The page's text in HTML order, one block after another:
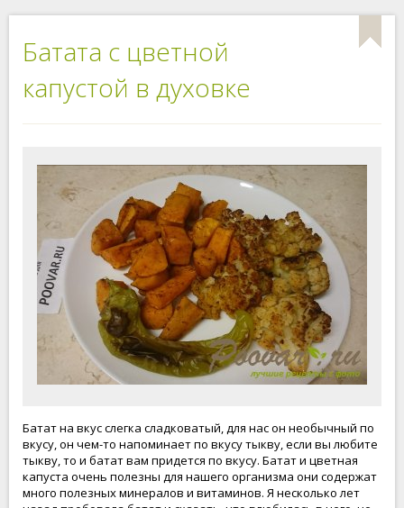
Батата с цветной
капустой в духовке
Батат на вкус слегка сладковатый, для нас он необычный по
вкусу, он чем-то напоминает по вкусу тыкву, если вы любите
тыкву, то и батат вам придется по вкусу. Батат и цветная
капуста очень полезны для нашего организма они содержат
много полезных минералов и витаминов. Я несколько лет